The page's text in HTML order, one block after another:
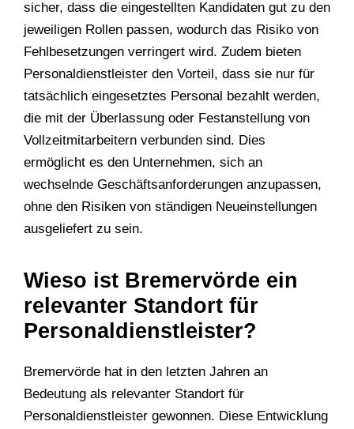
sicher, dass die eingestellten Kandidaten gut zu den
jeweiligen Rollen passen, wodurch das Risiko von
Fehlbesetzungen verringert wird. Zudem bieten
Personaldienstleister den Vorteil, dass sie nur für
tatsächlich eingesetztes Personal bezahlt werden,
die mit der Überlassung oder Festanstellung von
Vollzeitmitarbeitern verbunden sind. Dies
ermöglicht es den Unternehmen, sich an
wechselnde Geschäftsanforderungen anzupassen,
ohne den Risiken von ständigen Neueinstellungen
ausgeliefert zu sein.
Wieso ist Bremervörde ein
relevanter Standort für
Personaldienstleister?
Bremervörde hat in den letzten Jahren an
Bedeutung als relevanter Standort für
Personaldienstleister gewonnen. Diese Entwicklung